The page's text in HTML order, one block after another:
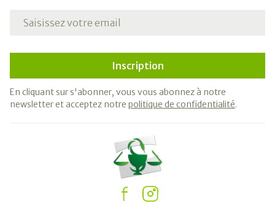
Adresse mail
Inscription
En cliquant sur s'abonner, vous vous abonnez à notre
newsletter et acceptez notre politique de confidentialité.